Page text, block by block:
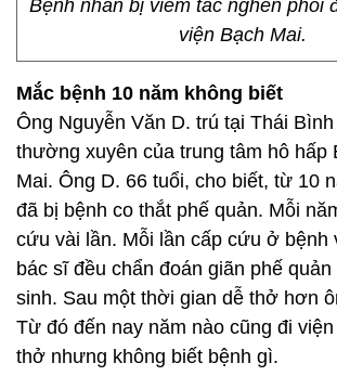
Bệnh nhân bị viêm tắc nghẽn phổi
viện Bạch Mai.
Mắc bệnh 10 năm không biết
Ông Nguyễn Văn D. trú tại Thái
thường xuyên của trung tâm hô hấp
Mai. Ông D. 66 tuổi, cho biết, từ 10
đã bị bệnh co thắt phế quản. Mỗi
cứu vài lần. Mỗi lần cấp cứu ở bệnh
bác sĩ đều chẩn đoán giãn phế
sinh. Sau một thời gian dễ thở hơn
Từ đó đến nay năm nào cũng đi
thở nhưng không biết bệnh gì.